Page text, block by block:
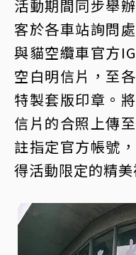
活動期間同步舉
客於各車站詢問
與貓空纜車官方
空白明信片，至
特製套版印章。
信片的合照上傳
註指定官方帳號
得活動限定的精美